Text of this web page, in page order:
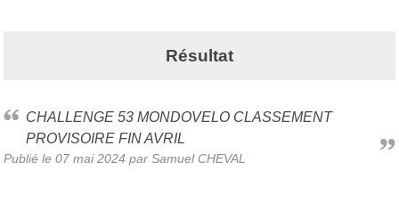
Résultat
CHALLENGE 53 MONDOVELO CLASSEMENT
PROVISOIRE FIN AVRIL
Publié le 07 mai 2024 par Samuel CHEVAL